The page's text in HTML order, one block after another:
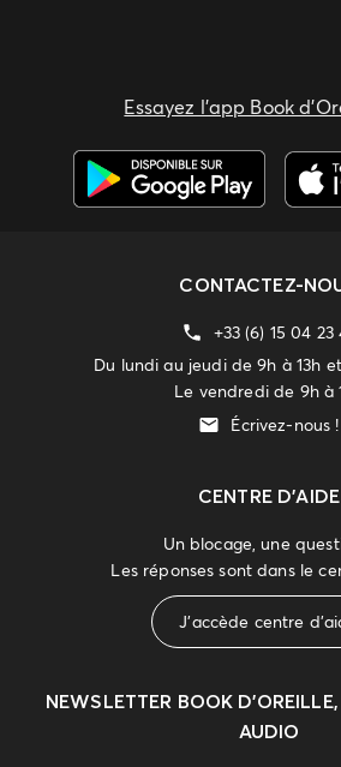
Essayez l'app Book
CONTACTEZ-
+33 (6) 15 04 23
Du lundi au jeudi de 9h à 13h
Le vendredi de 9h à
Écrivez-nous !
CENTRE D'AIDE
Un blocage, une
Les réponses sont dans le
J'accède centre
NEWSLETTER BOOK
AUDIO